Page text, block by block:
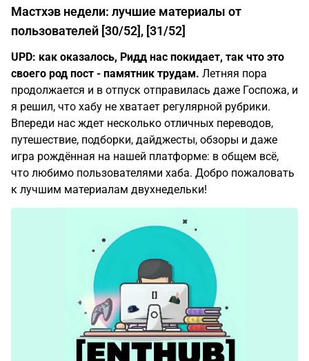
Мастхэв недели: лучшие материалы от
пользователей [30/52], [31/52]
UPD: как оказалось, Ридд нас покидает, так что это
своего род пост - памятник трудам. Летняя пора
продолжается и в отпуск отправилась даже Госпожа, и
я решил, что хабу не хватает регулярной рубрики.
Впереди нас ждет несколько отличных переводов,
путешествие, подборки, дайджесты, обзоры и даже
игра рождённая на нашей платформе: в общем всё,
что любимо пользователями хаба. Добро пожаловать
к лучшим материалам двухнедельки!